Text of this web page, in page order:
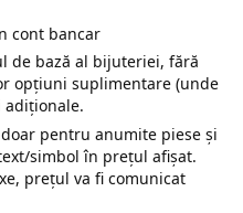
cont bancar
de bază al bijuteriei, fără
opțiuni suplimentare (unde
adiționale.
pentru anumite piese și
simbol în prețul afișat.
prețul va fi comunicat